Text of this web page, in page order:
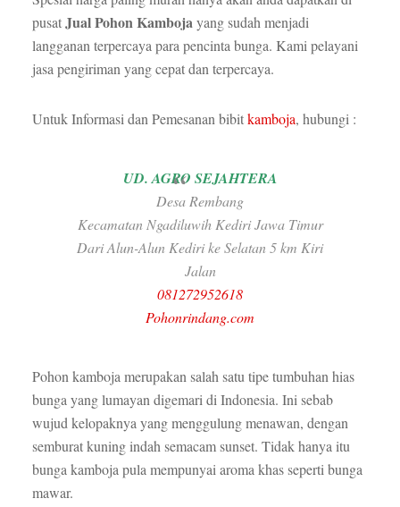
pusatJual Pohon Kambojayang sudah menjadi
langganan terpercaya para pencinta bunga. Kami pelayani
jasa pengiriman yang cepat dan terpercaya.
Untuk Informasi dan Pemesanan bibitkamboja, hubungi :
UD. AGRO SEJAHTERA
Desa Rembang
Kecamatan Ngadiluwih Kediri Jawa Timur
Dari Alun-Alun Kediri ke Selatan 5 km Kiri
Jalan
081272952618
Pohonrindang.com
Pohon kamboja merupakan salah satu tipe tumbuhan hias
bunga yang lumayan digemari di Indonesia. Ini sebab
wujud kelopaknya yang menggulung menawan, dengan
semburat kuning indah semacam sunset. Tidak hanya itu
bunga kamboja pula mempunyai aroma khas seperti bunga
mawar.